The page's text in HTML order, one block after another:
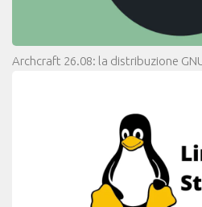
Archcraft 26.08: la distribuzione